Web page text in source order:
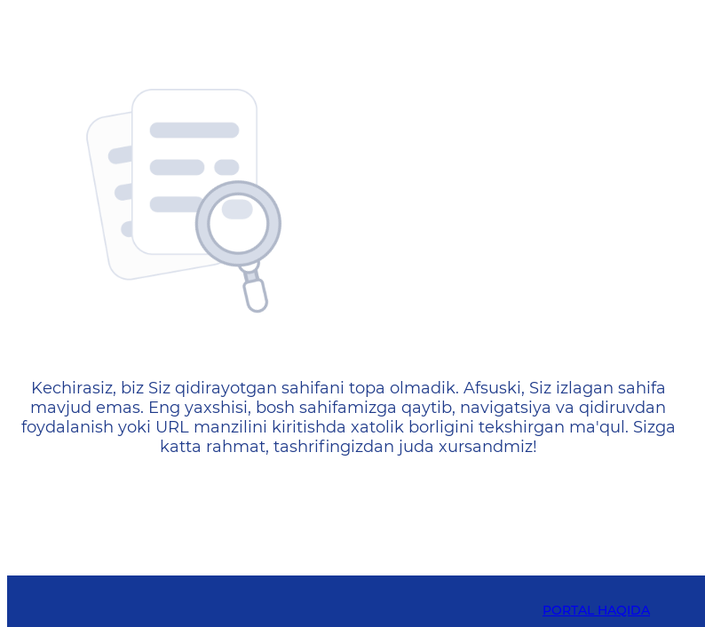
404 — Страница не найдена
Kechirasiz, biz Siz qidirayotgan sahifani topa olmadik. Afsuski, Siz izlagan sahifa
mavjud emas. Eng yaxshisi, bosh sahifamizga qaytib, navigatsiya va qidiruvdan
foydalanish yoki URL manzilini kiritishda xatolik borligini tekshirgan ma'qul. Sizga
katta rahmat, tashrifingizdan juda xursandmiz!
PORTAL HAQIDA